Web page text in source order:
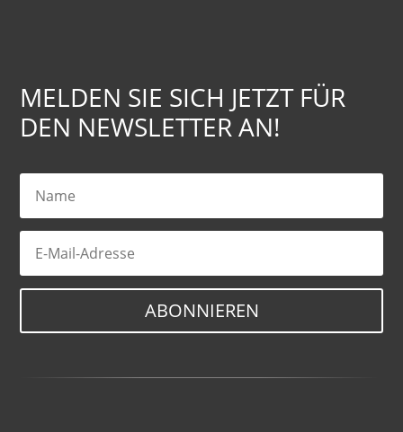
MELDEN SIE SICH JETZT FÜR
DEN NEWSLETTER AN!
ABONNIEREN